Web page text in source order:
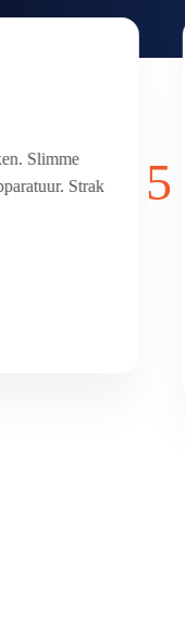
toilet met
afgekit
5